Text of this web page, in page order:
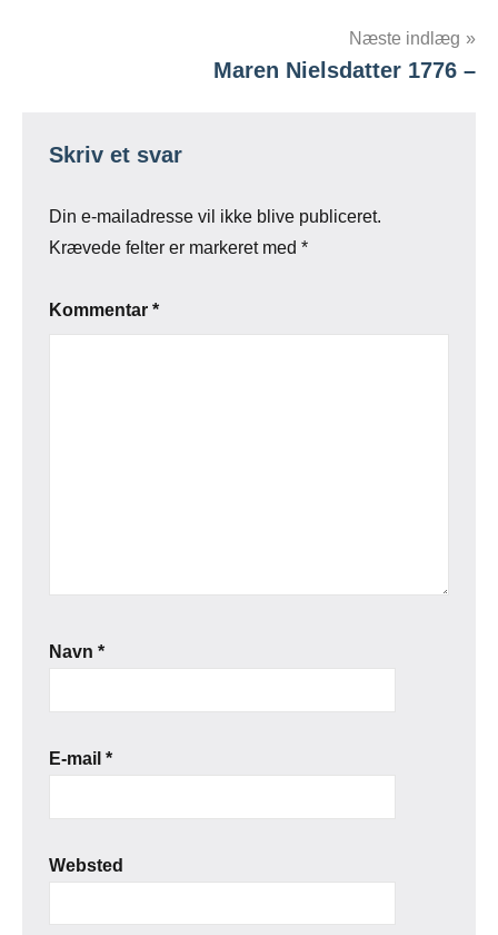
Næste indlæg
Maren Nielsdatter 1776 –
Skriv et svar
Din e-mailadresse vil ikke blive publiceret.
Krævede felter er markeret med *
Kommentar *
Navn *
E-mail *
Websted